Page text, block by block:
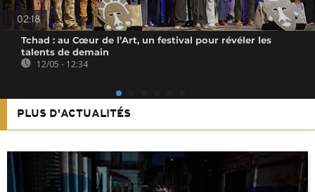
02:18
Tchad : au Cœur de l’Art, un festival pour révéler les
talents de demain
12/05 - 12:34
PLUS D'ACTUALITÉS